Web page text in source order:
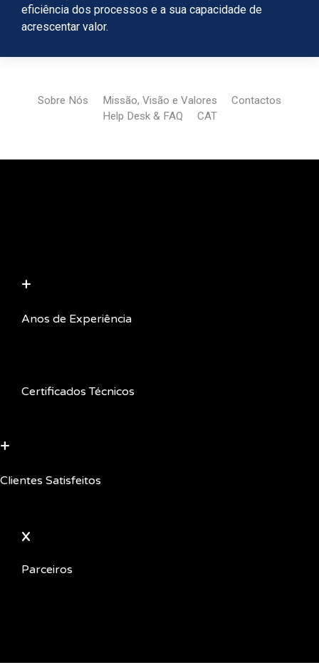
eficiência dos processos e a sua capacidade de
acrescentar valor.
Sobre Nós Missão, Visão e Valores
Contactos
Help Desk & FAQ
CAT
+
Anos de Experiência
Certificados Técnicos
+
Clientes Satisfeitos
x
Parceiros